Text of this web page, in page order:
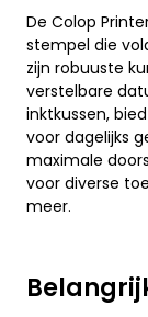
De Colop
stempel die
zijn robuuste
verstelbare
inktkussen,
voor dagelijks
maximale
voor diverse
meer.